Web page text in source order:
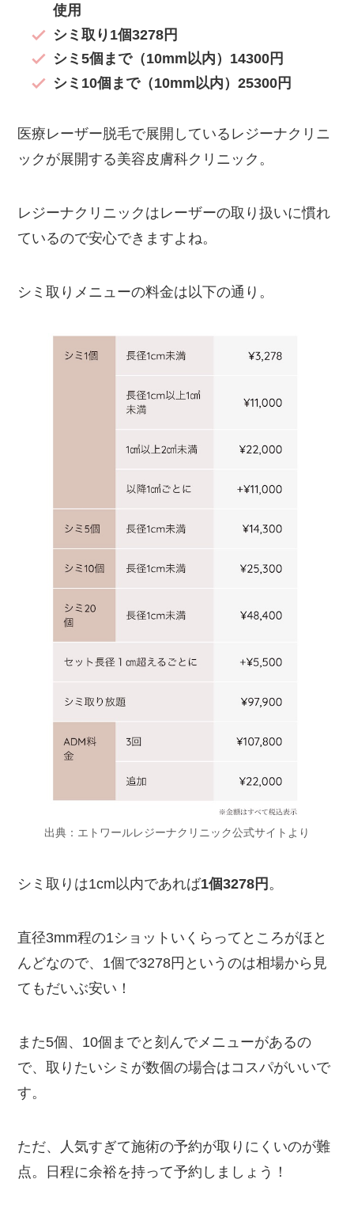
使用
シミ取り1個3278円
シミ5個まで（10mm以内）14300円
シミ10個まで（10mm以内）25300円
医療レーザー脱毛で展開しているレジーナクリニ
ックが展開する美容皮膚科クリニック。
レジーナクリニックはレーザーの取り扱いに慣れ
ているので安心できますよね。
シミ取りメニューの料金は以下の通り。
出典：エトワールレジーナクリニック公式サイトより
シミ取りは1cm以内であれば1個3278円 。
直径3mm程の1ショットいくらってところがほと
んどなので、1個で3278円というのは相場から見
てもだいぶ安い！
また5個、10個までと刻んでメニューがあるの
で、取りたいシミが数個の場合はコスパがいいで
す。
ただ、人気すぎて施術の予約が取りにくいのが難
点。日程に余裕を持って予約しましょう！